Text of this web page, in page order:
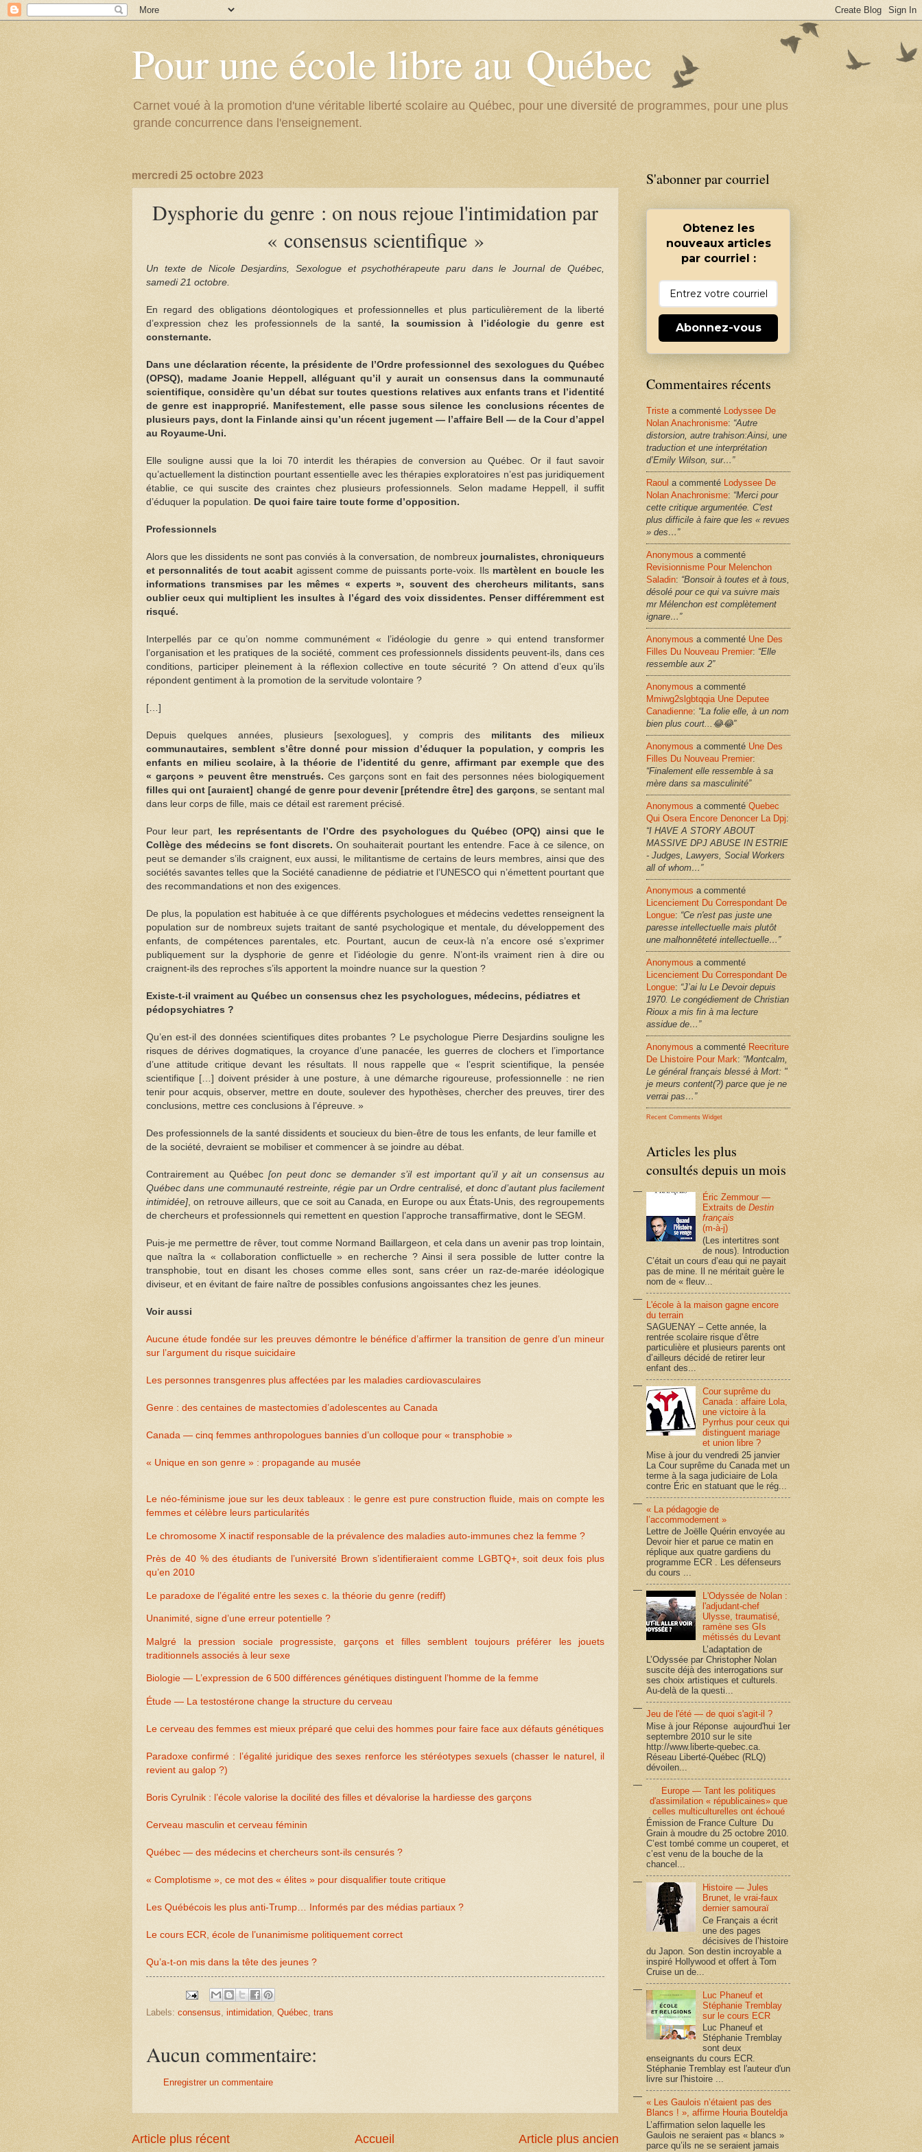
Pour une école libre au Québec
Carnet voué à la promotion d'une véritable liberté scolaire au Québec, pour une diversité de programmes, pour une plus
grande concurrence dans l'enseignement.
mercredi 25 octobre 2023
Dysphorie du genre : on nous rejoue l'intimidation par
« consensus scientifique »
Un texte de Nicole Desjardins, Sexologue et psychothérapeute paru dans le Journal de Québec,
samedi 21 octobre.
En regard des obligations déontologiques et professionnelles et plus particulièrement de la liberté
d’expression chez les professionnels de la santé,
la soumission à l’idéologie du genre est
consternante.
Dans une déclaration récente, la présidente de l’Ordre professionnel des sexologues du Québec
(OPSQ), madame Joanie Heppell, alléguant qu’il y aurait un consensus dans la communauté
scientifique, considère qu’un débat sur toutes questions relatives aux enfants trans et l’identité
de genre est inapproprié. Manifestement, elle passe sous silence les conclusions récentes de
plusieurs pays, dont la Finlande ainsi qu’un récent jugement — l’affaire Bell — de la Cour d’appel
au Royaume-Uni.
Elle souligne aussi que la loi 70 interdit les thérapies de conversion au Québec. Or il faut savoir
qu’actuellement la distinction pourtant essentielle avec les thérapies exploratoires n’est pas juridiquement
établie, ce qui suscite des craintes chez plusieurs professionnels. Selon madame Heppell, il suffit
d’éduquer la population.
De quoi faire taire toute forme d’opposition.
Professionnels
Alors que les dissidents ne sont pas conviés à la conversation, de nombreux journalistes, chroniqueurs
et personnalités de tout acabitagissent comme de puissants porte-voix. Ils martèlent en boucle les
informations transmises par les mêmes « experts », souvent des chercheurs militants, sans
oublier ceux qui multiplient les insultes à l’égard des voix dissidentes. Penser différemment est
risqué.
Interpellés par ce qu’on nomme communément « l’idéologie du genre » qui entend transformer
l’organisation et les pratiques de la société, comment ces professionnels dissidents peuvent-ils, dans ces
conditions, participer pleinement à la réflexion collective en toute sécurité ? On attend d’eux qu’ils
répondent gentiment à la promotion de la servitude volontaire ?
[…]
Depuis quelques années, plusieurs [sexologues], y compris des militants des milieux
communautaires, semblent s’être donné pour mission d’éduquer la population, y compris les
enfants en milieu scolaire, à la théorie de l’identité du genre, affirmant par exemple que des
« garçons » peuvent être menstrués. Ces garçons sont en fait des personnes nées biologiquement
filles qui ont [auraient] changé de genre pour devenir [prétendre être] des garçons, se sentant mal
dans leur corps de fille, mais ce détail est rarement précisé.
Pour leur part,
les représentants de l’Ordre des psychologues du Québec (OPQ) ainsi que le
Collège des médecins se font discrets. On souhaiterait pourtant les entendre. Face à ce silence, on
peut se demander s’ils craignent, eux aussi, le militantisme de certains de leurs membres, ainsi que des
sociétés savantes telles que la Société canadienne de pédiatrie et l’UNESCO qui n’émettent pourtant que
des recommandations et non des exigences.
De plus, la population est habituée à ce que différents psychologues et médecins vedettes renseignent la
population sur de nombreux sujets traitant de santé psychologique et mentale, du développement des
enfants, de compétences parentales, etc. Pourtant, aucun de ceux-là n’a encore osé s’exprimer
publiquement sur la dysphorie de genre et l’idéologie du genre. N’ont-ils vraiment rien à dire ou
craignent-ils des reproches s’ils apportent la moindre nuance sur la question ?
Existe-t-il vraiment au Québec un consensus chez les psychologues, médecins, pédiatres et
pédopsychiatres ?
Qu’en est-il des données scientifiques dites probantes ? Le psychologue Pierre Desjardins souligne les
risques de dérives dogmatiques, la croyance d’une panacée, les guerres de clochers et l’importance
d’une attitude critique devant les résultats. Il nous rappelle que « l’esprit scientifique, la pensée
scientifique […] doivent présider à une posture, à une démarche rigoureuse, professionnelle : ne rien
tenir pour acquis, observer, mettre en doute, soulever des hypothèses, chercher des preuves, tirer des
conclusions, mettre ces conclusions à l’épreuve. »
Des professionnels de la santé dissidents et soucieux du bien-être de tous les enfants, de leur famille et
de la société, devraient se mobiliser et commencer à se joindre au débat.
Contrairement au Québec [on peut donc se demander s’il est important qu’il y ait un consensus au
Québec dans une communauté restreinte, régie par un Ordre centralisé, et donc d’autant plus facilement
intimidée] , on retrouve ailleurs, que ce soit au Canada, en Europe ou aux États-Unis, des regroupements
de chercheurs et professionnels qui remettent en question l’approche transaffirmative, dont le SEGM.
Puis-je me permettre de rêver, tout comme Normand Baillargeon, et cela dans un avenir pas trop lointain,
que naîtra la « collaboration conflictuelle » en recherche ? Ainsi il sera possible de lutter contre la
transphobie, tout en disant les choses comme elles sont, sans créer un raz-de-marée idéologique
diviseur, et en évitant de faire naître de possibles confusions angoissantes chez les jeunes.
Voir aussi
Aucune étude fondée sur les preuves démontre le bénéfice d’affirmer la transition de genre d’un mineur
sur l’argument du risque suicidaire
Les personnes transgenres plus affectées par les maladies cardiovasculaires
Genre : des centaines de mastectomies d’adolescentes au Canada
Canada — cinq femmes anthropologues bannies d’un colloque pour « transphobie »
« Unique en son genre » : propagande au musée
Le néo-féminisme joue sur les deux tableaux : le genre est pure construction fluide, mais on compte les
femmes et célèbre leurs particularités
Le chromosome X inactif responsable de la prévalence des maladies auto-immunes chez la femme ?
Près de 40 % des étudiants de l’université Brown s’identifieraient comme LGBTQ+, soit deux fois plus
qu’en 2010
Le paradoxe de l’égalité entre les sexes c. la théorie du genre (rediff)
Unanimité, signe d’une erreur potentielle ?
Malgré la pression sociale progressiste, garçons et filles semblent toujours préférer les jouets
traditionnels associés à leur sexe
Biologie — L’expression de 6 500 différences génétiques distinguent l’homme de la femme
Étude — La testostérone change la structure du cerveau
Le cerveau des femmes est mieux préparé que celui des hommes pour faire face aux défauts génétiques
Paradoxe confirmé : l’égalité juridique des sexes renforce les stéréotypes sexuels (chasser le naturel, il
revient au galop ?)
Boris Cyrulnik : l’école valorise la docilité des filles et dévalorise la hardiesse des garçons
Cerveau masculin et cerveau féminin
Québec — des médecins et chercheurs sont-ils censurés ?
« Complotisme », ce mot des « élites » pour disqualifier toute critique
Les Québécois les plus anti-Trump… Informés par des médias partiaux ?
Le cours ECR, école de l’unanimisme politiquement correct
Qu’a-t-on mis dans la tête des jeunes ?
Labels: consensus, intimidation, Québec, trans
Aucun commentaire:
Enregistrer un commentaire
Article plus récent Article plus ancien
Accueil
S'abonner par courriel
Obtenez les
nouveaux articles
par courriel :
Abonnez-vous
Commentaires récents
Triste a commenté Lodyssee De
Nolan Anachronisme: “Autre
distorsion, autre trahison:Ainsi, une
traduction et une interprétation
d’Emily Wilson, sur…”
Raoul a commenté Lodyssee De
Nolan Anachronisme: “Merci pour
cette critique argumentée. C'est
plus difficile à faire que les « revues
» des…”
Anonymous a commenté
Revisionnisme Pour Melenchon
Saladin: “Bonsoir à toutes et à tous,
désolé pour ce qui va suivre mais
mr Mélenchon est complètement
ignare…”
Anonymous a commenté Une Des
Filles Du Nouveau Premier: “Elle
ressemble aux 2”
Anonymous a commenté
Mmiwg2slgbtqqia Une Deputee
Canadienne: “La folie elle, à un nom
bien plus court...😂😂”
Anonymous a commenté Une Des
Filles Du Nouveau Premier:
“Finalement elle ressemble à sa
mère dans sa masculinité”
Anonymous a commenté Quebec
Qui Osera Encore Denoncer La Dpj:
“I HAVE A STORY ABOUT
MASSIVE DPJ ABUSE IN ESTRIE
- Judges, Lawyers, Social Workers
all of whom…”
Anonymous a commenté
Licenciement Du Correspondant De
Longue: “Ce n'est pas juste une
paresse intellectuelle mais plutôt
une malhonnêteté intellectuelle…”
Anonymous a commenté
Licenciement Du Correspondant De
Longue: “J’ai lu Le Devoir depuis
1970. Le congédiement de Christian
Rioux a mis fin à ma lecture
assidue de…”
Anonymous a commenté Reecriture
De Lhistoire Pour Mark: “Montcalm,
Le général français blessé à Mort: "
je meurs content(?) parce que je ne
verrai pas…”
Recent Comments Widget
Articles les plus
consultés depuis un mois
Éric Zemmour —
Extraits deDestin
français
(m-à-j)
(Les intertitres sont
de nous). Introduction
C’était un cours d’eau qui ne payait
pas de mine. Il ne méritait guère le
nom de « fleuv...
L'école à la maison gagne encore
du terrain
SAGUENAY – Cette année, la
rentrée scolaire risque d’être
particulière et plusieurs parents ont
d’ailleurs décidé de retirer leur
enfant des...
Cour suprême du
Canada : affaire Lola,
une victoire à la
Pyrrhus pour ceux qui
distinguent mariage
et union libre ?
Mise à jour du vendredi 25 janvier
La Cour suprême du Canada met un
terme à la saga judiciaire de Lola
contre Éric en statuant que le rég...
« La pédagogie de
l’accommodement »
Lettre de Joëlle Quérin envoyée au
Devoir hier et parue ce matin en
réplique aux quatre gardiens du
programme ECR . Les défenseurs
du cours ...
L'Odyssée de Nolan :
l'adjudant-chef
Ulysse, traumatisé,
ramène ses GIs
métissés du Levant
L’adaptation de
L’Odyssée par Christopher Nolan
suscite déjà des interrogations sur
ses choix artistiques et culturels.
Au-delà de la questi...
Jeu de l'été — de quoi s'agit-il ?
Mise à jour Réponse aujourd'hui 1er
septembre 2010 sur le site
http://www.liberte-quebec.ca.
Réseau Liberté-Québec (RLQ)
dévoilen...
Europe — Tant les politiques
d'assimilation « républicaines» que
celles multiculturelles ont échoué
Émission de France Culture Du
Grain à moudre du 25 octobre 2010.
C’est tombé comme un couperet, et
c’est venu de la bouche de la
chancel...
Histoire — Jules
Brunet, le vrai-faux
dernier samouraï
Ce Français a écrit
une des pages
décisives de l’histoire
du Japon. Son destin incroyable a
inspiré Hollywood et offert à Tom
Cruise un de...
Luc Phaneuf et
Stéphanie Tremblay
sur le cours ECR
Luc Phaneuf et
Stéphanie Tremblay
sont deux
enseignants du cours ECR.
Stéphanie Tremblay est l'auteur d'un
livre sur l'histoire ...
« Les Gaulois n’étaient pas des
Blancs ! », affirme Houria Bouteldja
L’affirmation selon laquelle les
Gaulois ne seraient pas « blancs »
parce qu’ils ne se seraient jamais